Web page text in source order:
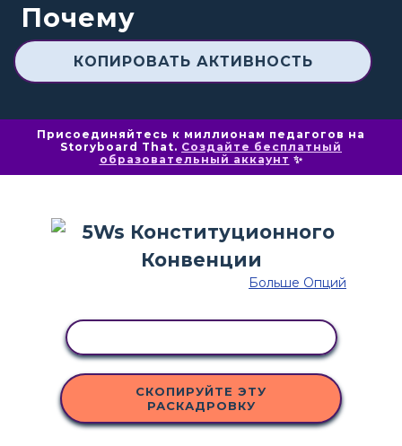
Почему
КОПИРОВАТЬ АКТИВНОСТЬ
Присоединяйтесь к миллионам педагогов на
Storyboard That. Создайте бесплатный
образовательный аккаунт ✨
Больше Опций
СКОПИРУЙТЕ ЭТУ
РАСКАДРОВКУ